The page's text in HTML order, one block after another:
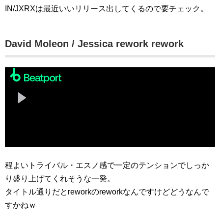
IN/JXRXは最近いいリリース出してくるので要チェック。
David Moleon / Jessica rework rework
程よいトライバル・エスノ感で一定のテンションでしっか
り盛り上げてくれそうな一発。
タイトル通りだとreworkのreworkなんですけどどうなんで
すかねｗ